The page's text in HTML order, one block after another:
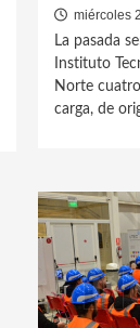
miércoles
La pasada
Instituto
Norte
carga, de